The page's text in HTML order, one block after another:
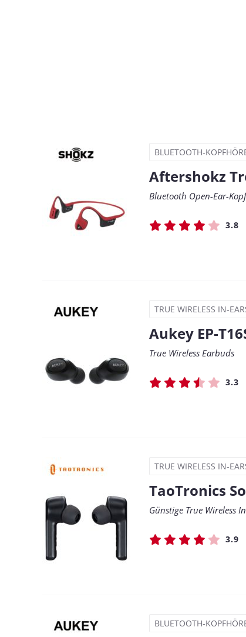
BLUETOOTH-
Aftershokz
Bluetooth Open-Ear-
3.8
TRUE WIRELESS IN-
Aukey EP-
True Wireless Earbuds
3.3
TRUE WIRELESS IN-
TaoTronics
Günstige True Wireless
3.9
BLUETOOTH-